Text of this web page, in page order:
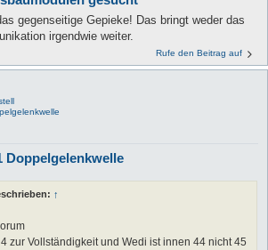
gegenseitige Gepieke! Das bringt weder das
irgendwie weiter.
Rufe den Beitrag auf
Doppelgelenkwelle
↑
zur Vollständigkeit und Wedi ist innen 44 nicht 45